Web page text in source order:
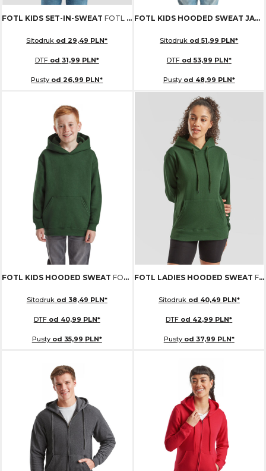
FOTL KIDS SET-IN-SWEAT FOTL 620310
Sitodruk od 29,49 PLN*
DTFod 31,99 PLN*
Pusty od 26,99 PLN*
FOTL KIDS HOODED SWEAT JACKET
Sitodruk od51,99 PLN*
DTFod 53,99 PLN*
Pustyod 48,99 PLN*
FOTL KIDS HOODED SWEAT FOTL 620370
Sitodrukod 38,49 PLN*
DTFod 40,99 PLN*
Pustyod 35,99 PLN*
FOTL LADIES HOODED SWEAT FOTL 620380
Sitodrukod 40,49 PLN*
DTF od 42,99 PLN*
Pustyod 37,99 PLN*